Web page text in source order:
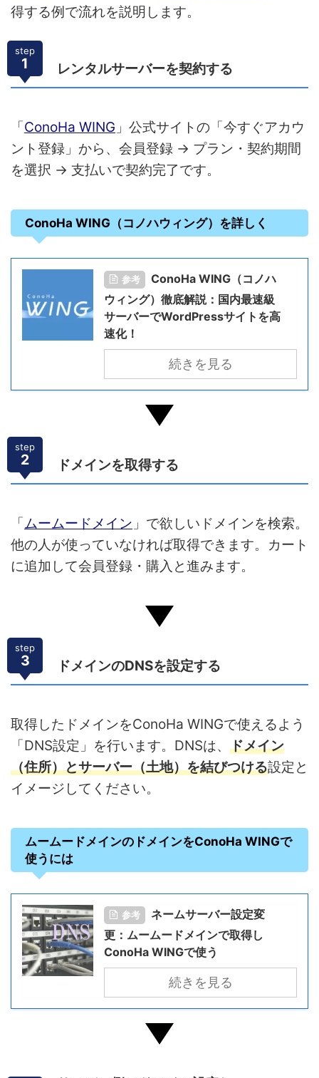
得する例で流れを説明します。
step
1 レンタルサーバーを契約する
「ConoHa WING 」公式サイトの「今すぐアカウ
ント登録」から、会員登録 → プラン・契約期間
を選択 → 支払いで契約完了です。
ConoHa WING（コノハウィング）を詳しく
参考
ConoHa WING（コノハ
ウィング）徹底解説：国内最速級
サーバーでWordPressサイトを高
速化！
続きを見る
step
2 ドメインを取得する
「ムームードメイン 」で欲しいドメインを検索。
他の人が使っていなければ取得できます。カート
に追加して会員登録・購入と進みます。
step
3 ドメインのDNSを設定する
取得したドメインをConoHa WINGで使えるよう
「DNS設定」を行います。DNSは、 ドメイン
（住所）とサーバー（土地）を結びつける設定と
イメージしてください。
ムームードメインのドメインをConoHa WINGで
使うには
参考
ネームサーバー設定変
更：ムームードメインで取得し
ConoHa WINGで使う
続きを見る